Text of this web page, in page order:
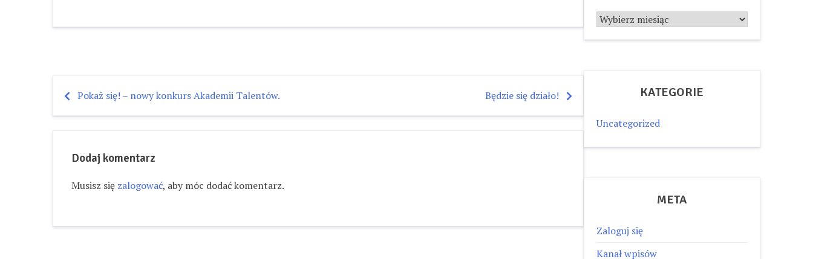
Nawigacja
Pokaż się! – nowy konkurs Akademii Talentów. Będzie się działo!
Dodaj komentarz
Musisz się zalogować, aby móc dodać komentarz.
Archiwum
KATEGORIE
Uncategorized
META
Zaloguj się
Kanał wpisów